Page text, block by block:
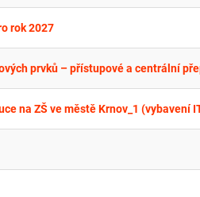
rok 2027
prvků – přístupové a centrální
na ZŠ ve městě Krnov_1 (vybavení